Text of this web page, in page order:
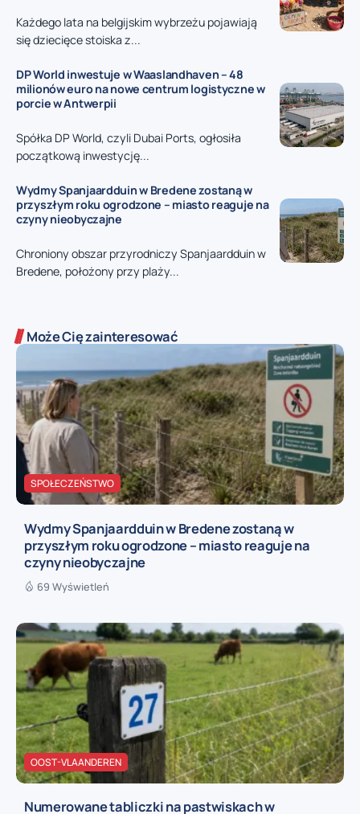
Każdego lata na belgijskim wybrzeżu pojawiają
się dziecięce stoiska z...
DP World inwestuje w Waaslandhaven – 48
milionów euro na nowe centrum logistyczne w
porcie w Antwerpii
Spółka DP World, czyli Dubai Ports, ogłosiła
początkową inwestycję...
Wydmy Spanjaardduin w Bredene zostaną w
przyszłym roku ogrodzone – miasto reaguje na
czyny nieobyczajne
Chroniony obszar przyrodniczy Spanjaardduin w
Bredene, położony przy plaży...
Może Cię zainteresować
SPOŁECZEŃSTWO
Wydmy Spanjaardduin w Bredene zostaną w
przyszłym roku ogrodzone – miasto reaguje na
czyny nieobyczajne
69 Wyświetleń
OOST-VLAANDEREN
Numerowane tabliczki na pastwiskach w